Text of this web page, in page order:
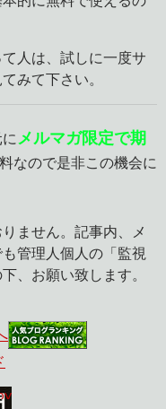
人は、試しに一度サ
みて下さい。
メルマガ限定で期
なので是非この機会に
ません。記事内、メ
管理人個人の「監視
、お願い致します。